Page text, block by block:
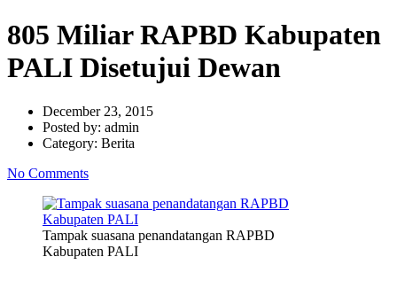
805 Miliar RAPBD Kabupaten
PALI Disetujui Dewan
December 23, 2015
Posted by: admin
Category: Berita
No Comments
Tampak suasana penandatangan RAPBD
Kabupaten PALI